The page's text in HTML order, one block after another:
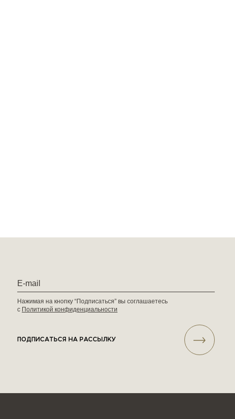
Нажимая на кнопку “Подписаться” вы соглашаетесь
с Политикой конфиденциальности
ПОДПИСАТЬСЯ НА РАССЫЛКУ